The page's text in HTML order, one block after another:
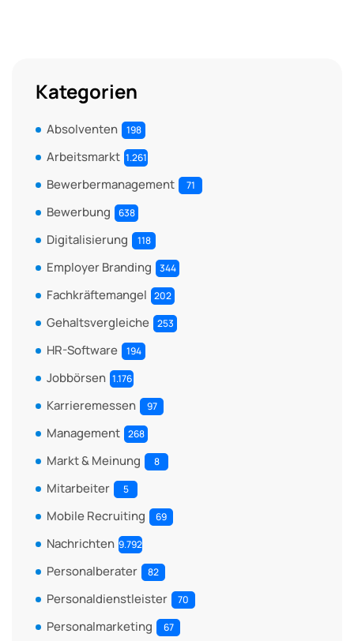
Kategorien
Absolventen 198
Arbeitsmarkt 1.261
Bewerbermanagement 71
Bewerbung 638
Digitalisierung 118
Employer Branding 344
Fachkräftemangel 202
Gehaltsvergleiche 253
HR-Software 194
Jobbörsen 1.176
Karrieremessen 97
Management 268
Markt & Meinung 8
Mitarbeiter 5
Mobile Recruiting 69
Nachrichten 9.792
Personalberater 82
Personaldienstleister 70
Personalmarketing 67